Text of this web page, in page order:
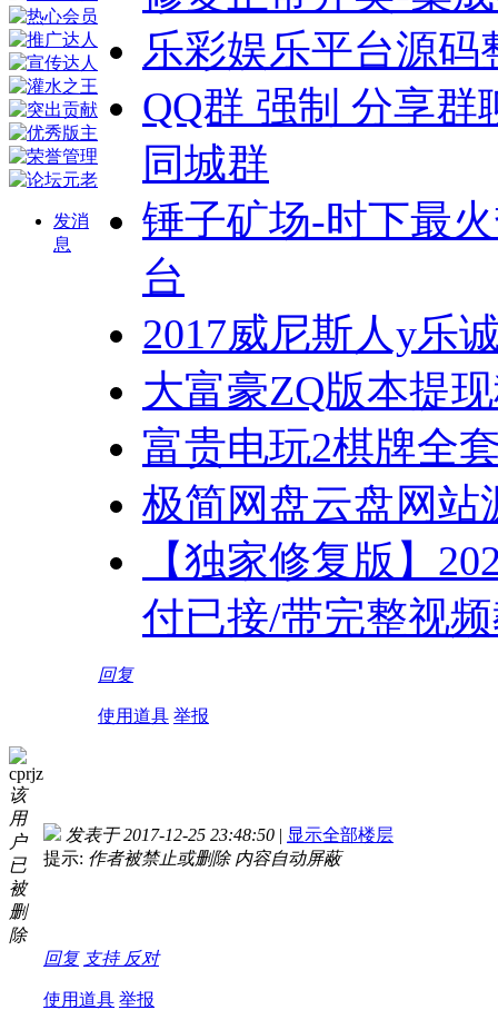
发消
息
乐彩娱乐平台源码
QQ群 强制 分享群
同城群
锤子矿场-时下最
台
2017威尼斯人y乐
大富豪ZQ版本提
富贵电玩2棋牌全
极简网盘云盘网站
【独家修复版】
付已接/带完整视
回复
使用道具 举报
cprjz
该
用
户
已
被
删
除
发表于 2017-12-25 23:48:50 | 显示全部楼层
提示: 作者被禁止或删除 内容自动屏蔽
回复 支持 反对
使用道具 举报